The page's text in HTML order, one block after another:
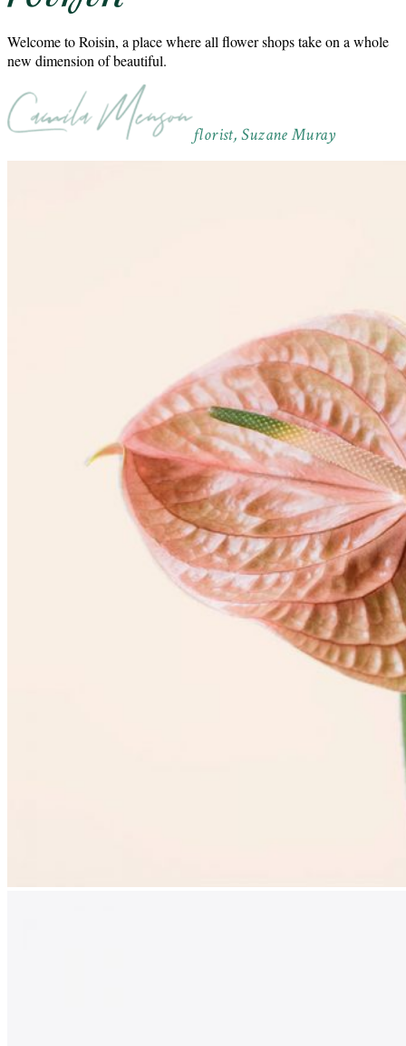
Welcome to Roisin, a place where all flower shops take on a whole
new dimension of beautiful.
florist, Suzane Muray